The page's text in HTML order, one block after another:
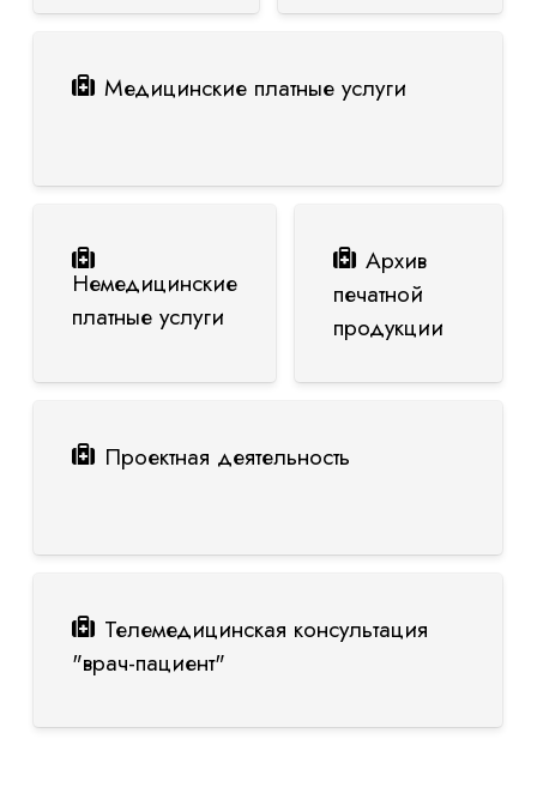
Медицинские платные услуги
Немедицинские
платные услуги
Архив
печатной
продукции
Проектная деятельность
Телемедицинская консультация
"врач-пациент"